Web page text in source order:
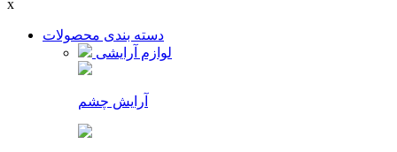
x
دسته بندی محصولات
لوازم آرایشی
آرایش چشم